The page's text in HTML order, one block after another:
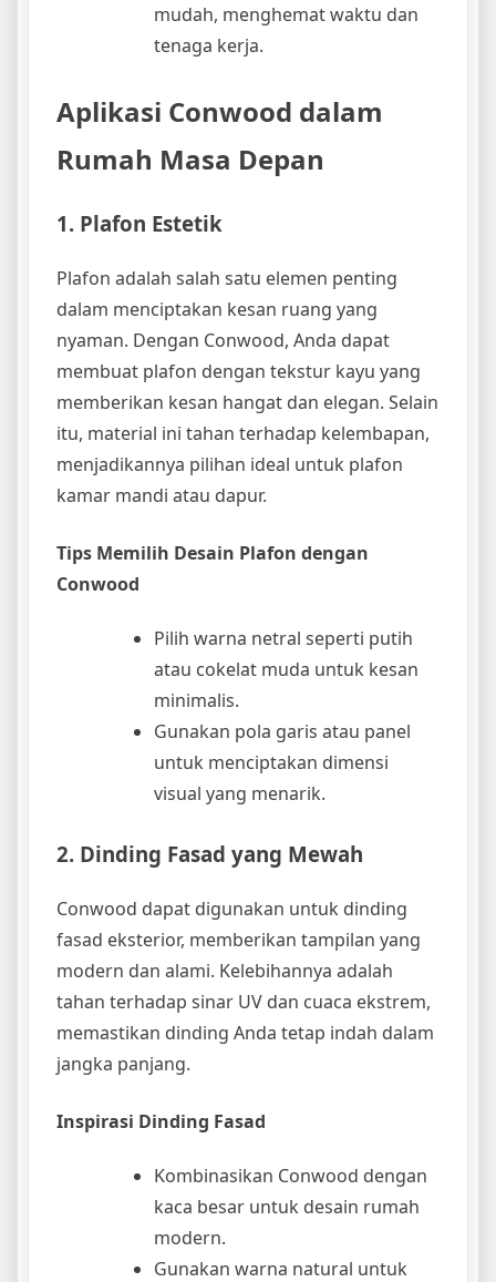
mudah, menghemat waktu dan
tenaga kerja.
Aplikasi Conwood dalam
Rumah Masa Depan
1. Plafon Estetik
Plafon adalah salah satu elemen penting
dalam menciptakan kesan ruang yang
nyaman. Dengan Conwood, Anda dapat
membuat plafon dengan tekstur kayu yang
memberikan kesan hangat dan elegan. Selain
itu, material ini tahan terhadap kelembapan,
menjadikannya pilihan ideal untuk plafon
kamar mandi atau dapur.
Tips Memilih Desain Plafon dengan
Conwood
Pilih warna netral seperti putih
atau cokelat muda untuk kesan
minimalis.
Gunakan pola garis atau panel
untuk menciptakan dimensi
visual yang menarik.
2. Dinding Fasad yang Mewah
Conwood dapat digunakan untuk dinding
fasad eksterior, memberikan tampilan yang
modern dan alami. Kelebihannya adalah
tahan terhadap sinar UV dan cuaca ekstrem,
memastikan dinding Anda tetap indah dalam
jangka panjang.
Inspirasi Dinding Fasad
Kombinasikan Conwood dengan
kaca besar untuk desain rumah
modern.
Gunakan warna natural untuk